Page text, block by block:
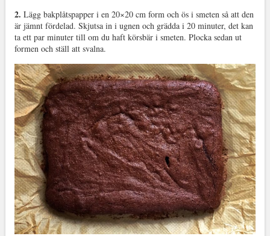
2. Lägg bakplåtspapper i en 20×20 cm form och ös i smeten så att den
är jämnt fördelad. Skjutsa in i ugnen och grädda i 20 minuter, det kan
ta ett par minuter till om du haft körsbär i smeten. Plocka sedan ut
formen och ställ att svalna.